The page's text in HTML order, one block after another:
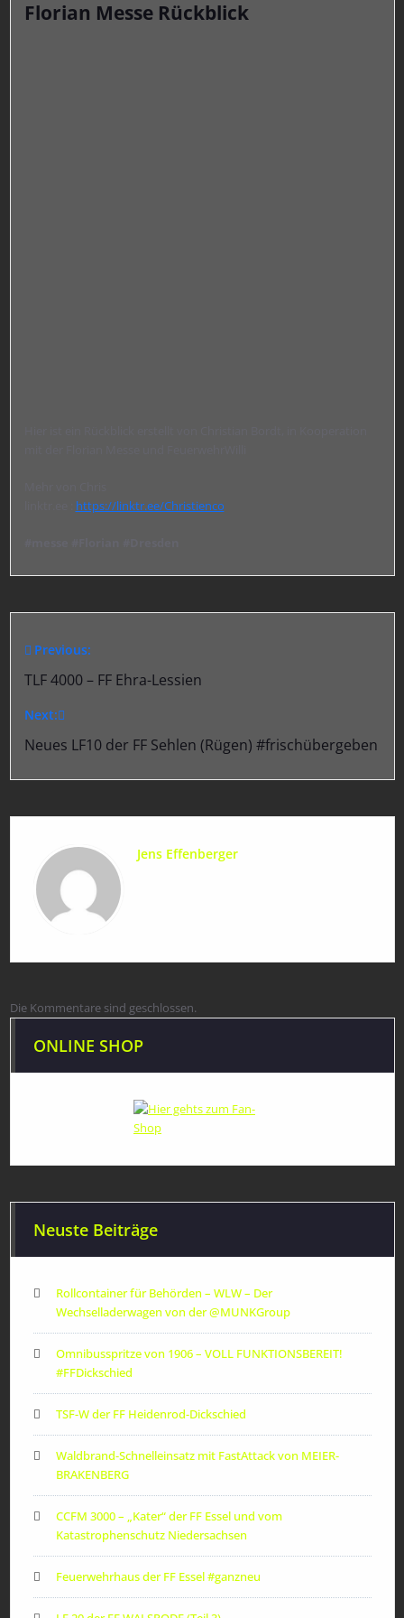
Florian Messe Rückblick
https://linktr.ee/Christienco
Beitragsnavigation
Previous:
TLF 4000 – FF Ehra-Lessien
Next:
Neues LF10 der FF Sehlen (Rügen) #frischübergeben
Jens Effenberger
Die Kommentare sind geschlossen.
ONLINE SHOP
Neuste Beiträge
Rollcontainer für Behörden – WLW – Der
Wechselladerwagen von der ‪@MUNKGroup‬
Omnibusspritze von 1906 – VOLL FUNKTIONSBEREIT!
#FFDickschied
TSF-W der FF Heidenrod-Dickschied
Waldbrand-Schnelleinsatz mit FastAttack von MEIER-
BRAKENBERG
CCFM 3000 – „Kater“ der FF Essel und vom
Katastrophenschutz Niedersachsen
Feuerwehrhaus der FF Essel #ganzneu